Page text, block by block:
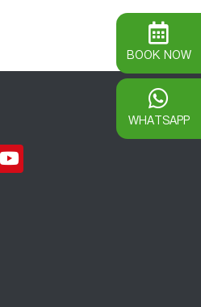
BOOK NOW
WHATSAPP